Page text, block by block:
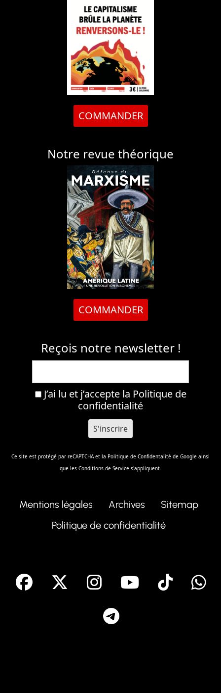
COMMANDER
Notre revue théorique
COMMANDER
Reçois notre newsletter !
J’ai lu et j’accepte la Politique de
confidentialité
Ce site est protégé par reCAPTCHA et la Politique de Confidentalité de Google ainsi
que les Conditions de Service s'appliquent.
Mentions légales Archives
Sitemap
Politique de confidentialité
facebook Instagram
Youtube
Tik